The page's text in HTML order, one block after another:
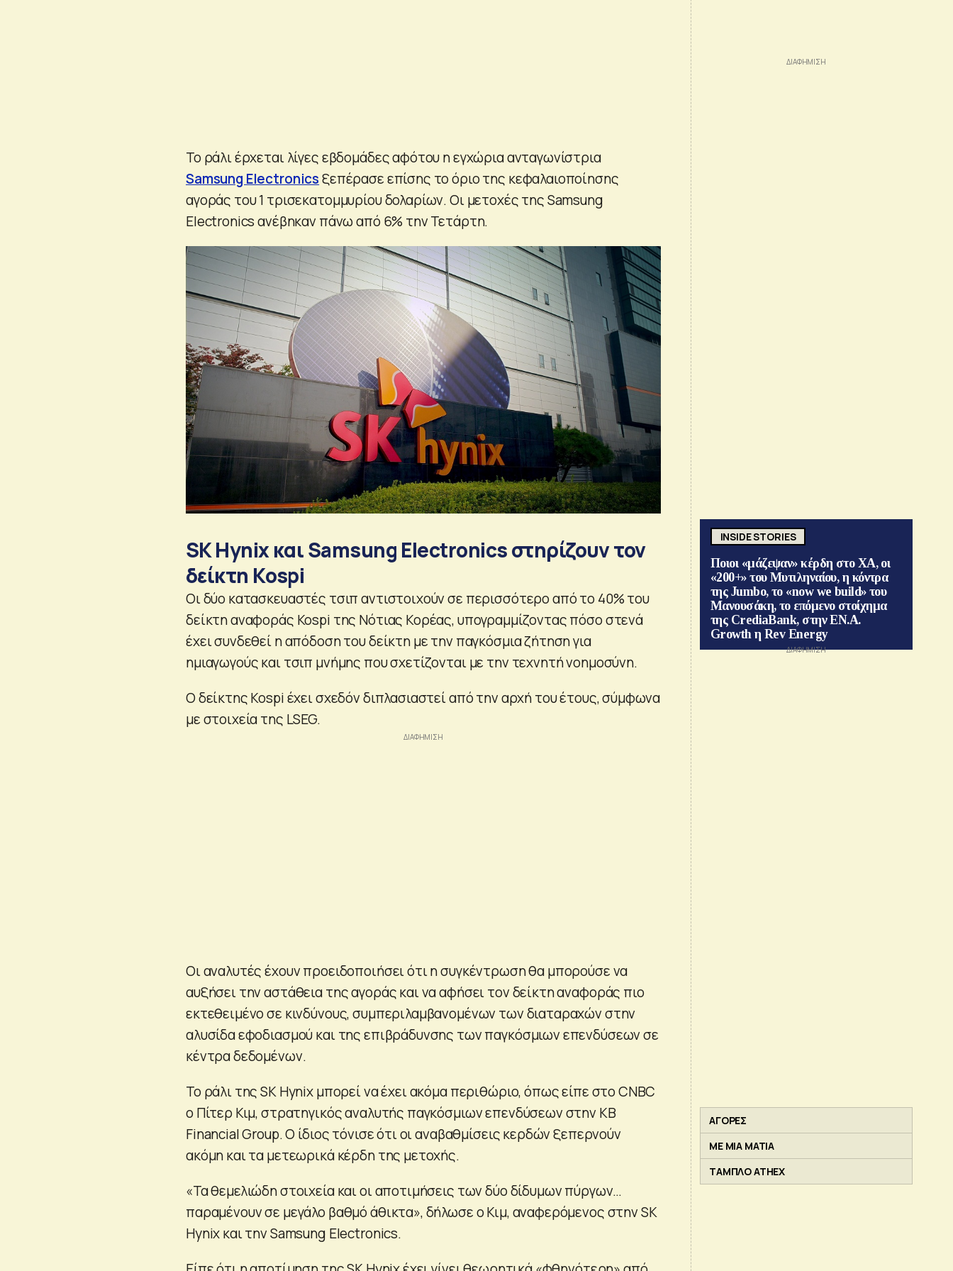
Το ράλι έρχεται λίγες εβδομάδες αφότου η εγχώρια ανταγωνίστρια
Samsung Electronicsξεπέρασε επίσης το όριο της κεφαλαιοποίησης
αγοράς του 1 τρισεκατομμυρίου δολαρίων. Οι μετοχές της Samsung
Electronics ανέβηκαν πάνω από 6% την Τετάρτη.
SK Hynix και Samsung Electronics στηρίζουν τον
δείκτη Kospi
Οι δύο κατασκευαστές τσιπ αντιστοιχούν σε περισσότερο από το 40% του
δείκτη αναφοράς Kospi της Νότιας Κορέας, υπογραμμίζοντας πόσο στενά
έχει συνδεθεί η απόδοση του δείκτη με την παγκόσμια ζήτηση για
ημιαγωγούς και τσιπ μνήμης που σχετίζονται με την τεχνητή νοημοσύνη.
Ο δείκτης Kospi έχει σχεδόν διπλασιαστεί από την αρχή του έτους, σύμφωνα
με στοιχεία της LSEG.
Οι αναλυτές έχουν προειδοποιήσει ότι η συγκέντρωση θα μπορούσε να
αυξήσει την αστάθεια της αγοράς και να αφήσει τον δείκτη αναφοράς πιο
εκτεθειμένο σε κινδύνους, συμπεριλαμβανομένων των διαταραχών στην
αλυσίδα εφοδιασμού και της επιβράδυνσης των παγκόσμιων επενδύσεων σε
κέντρα δεδομένων.
Το ράλι της SK Hynix μπορεί να έχει ακόμα περιθώριο, όπως είπε στο CNBC
ο Πίτερ Κιμ, στρατηγικός αναλυτής παγκόσμιων επενδύσεων στην KB
Financial Group. Ο ίδιος τόνισε ότι οι αναβαθμίσεις κερδών ξεπερνούν
ακόμη και τα μετεωρικά κέρδη της μετοχής.
«Τα θεμελιώδη στοιχεία και οι αποτιμήσεις των δύο δίδυμων πύργων…
παραμένουν σε μεγάλο βαθμό άθικτα», δήλωσε ο Κιμ, αναφερόμενος στην SK
Hynix και την Samsung Electronics.
INSIDE STORIES
Ποιοι «μάζεψαν» κέρδη στο ΧΑ, οι
«200+» του Μυτιληναίου, η κόντρα
της Jumbo, το «now we build» του
Μανουσάκη, το επόμενο στοίχημα
της CrediaBank, στην ΕΝ.Α.
Growth η Rev Energy
ΑΓΟΡΕΣ
ΜΕ ΜΙΑ ΜΑΤΙΑ
ΤΑΜΠΛΟ ATHEX